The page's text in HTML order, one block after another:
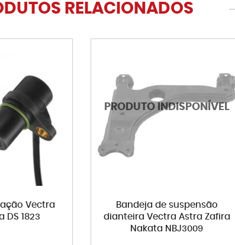
RELACIONADOS
Vectra
DS 1823
Bandeja de suspensão
dianteira Vectra Astra Zafira
Nakata NBJ3009